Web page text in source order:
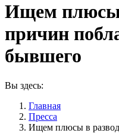
Ищем плюсы
причин
бывшего
Вы здесь:
Главная
Пресса
Ищем плюсы в